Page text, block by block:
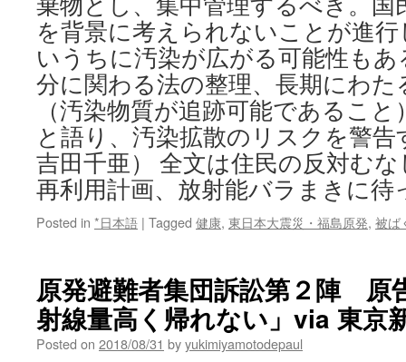
を背景に考えられないことが進
いうちに汚染が広がる可能性も
分に関わる法の整理、長期にわ
（汚染物質が追跡可能であるこ
と語り、汚染拡散のリスクを警
吉田千亜） 全文は住民の反対む
再利用計画、放射能バラまきに
Posted in *日本語 | Tagged 健康, 東日本大震災・福島原発, 被ば
原発避難者集団訴訟第２陣 原
射線量高く帰れない」via 東京
Posted on 2018/08/31 byyukimiyamotodepaul